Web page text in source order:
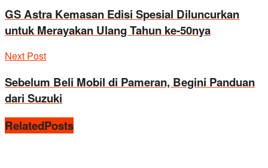
GS Astra Kemasan Edisi Spesial Diluncurkan
untuk Merayakan Ulang Tahun ke-50nya
Next Post
Sebelum Beli Mobil di Pameran, Begini Panduan
dari Suzuki
RelatedPosts